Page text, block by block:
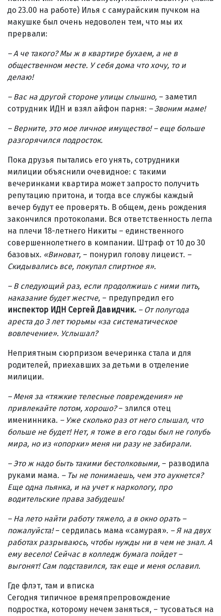
до 23.00 на работе) Илья с самурайским пучком на
макушке был очень недоволен тем, что мы их
прервали:
– А че такого? Мы ж в квартире бухаем, а не в
общественном месте. У себя дома что хочу, то и
делаю!
– Вас на другой стороне улицы слышно, – заметил
сотрудник ИДН и взял айфон парня: – Звоним маме!
– Верните, это мое личное имущество! – еще больше
разгорячился подросток.
Пока друзья пытались его унять, сотрудники
милиции объяснили очевидное: с такими
вечеринками квартира может запросто получить
репутацию притона, и тогда все службы каждый
вечер будут ее проверять. В общем, день рождения
закончился протоколами. Вся ответственность легла
на плечи 18-летнего Никиты – единственного
совершеннолетнего в компании. Штраф от 10 до 30
базовых. «Виноват, – понурил голову лицеист. –
Скидывались все, покупал спиртное я».
– В следующий раз, если продолжишь с ними пить,
наказание будет жестче, – преду­предил его
инспектор ИДН Сергей Давидчик. – От полугода
ареста до 3 лет тюрьмы «за систематическое
вовлечение». Услышал?
Неприятным сюрпризом вечеринка стала и для
родителей, приехавших за детьми в отделение
милиции.
– Меня за «тяжкие телесные повреждения» не
привлекайте потом, хорошо?– злился отец
именинника. –Уже сколько раз от него слышал, что
больше не будет! Нет, я тоже в его годы был не голубь
мира, но из «опорки» меня ни разу не забирали.
– Это ж надо быть такими бестолковыми, – разводила
руками мама. – Ты не понимаешь, чем это аукнется?
Еще одна пьянка, и на учет к наркологу, про
водительские права забудешь!
– На лето найти работу тяжело, а в окно орать –
пожалуйста!– сердилась мама «самурая». – Я на двух
работах разрываюсь, чтобы нужды ни в чем не знал. А
ему весело! Сейчас в колледж бумага пойдет –
выгонят! Сам подставился, так еще и меня ославил.
Где флэт, там и вписка
Сегодня типичное времяпрепровождение
подростка, которому нечем заняться, – тусоваться на